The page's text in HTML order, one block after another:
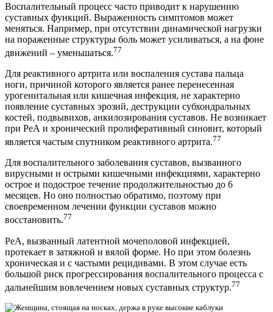
Воспалительный процесс часто приводит к нарушению
суставных функций. Выраженность симптомов может
меняться. Например, при отсутствии динамической нагрузки
на пораженные структуры боль может усиливаться, а на фоне
движений – уменьшаться.77
Для реактивного артрита или воспаления сустава пальца
ноги, причиной которого является ранее перенесенная
урогенитальная или кишечная инфекция, не характерно
появление суставных эрозий, деструкции субхондральных
костей, подвывихов, анкилозирования суставов. Не возникает
при РеА и хронический пролиферативный синовит, который
является частым спутником реактивного артрита.77
Для воспалительного заболевания суставов, вызванного
вирусными и острыми кишечными инфекциями, характерно
острое и подострое течение продолжительностью до 6
месяцев. Но оно полностью обратимо, поэтому при
своевременном лечении функции суставов можно
восстановить.77
РеА, вызванный латентной мочеполовой инфекцией,
протекает в затяжной и вялой форме. Но при этом болезнь
хроническая и с частыми рецидивами. В этом случае есть
большой риск прогрессирования воспалительного процесса с
дальнейшим вовлечением новых суставных структур.77